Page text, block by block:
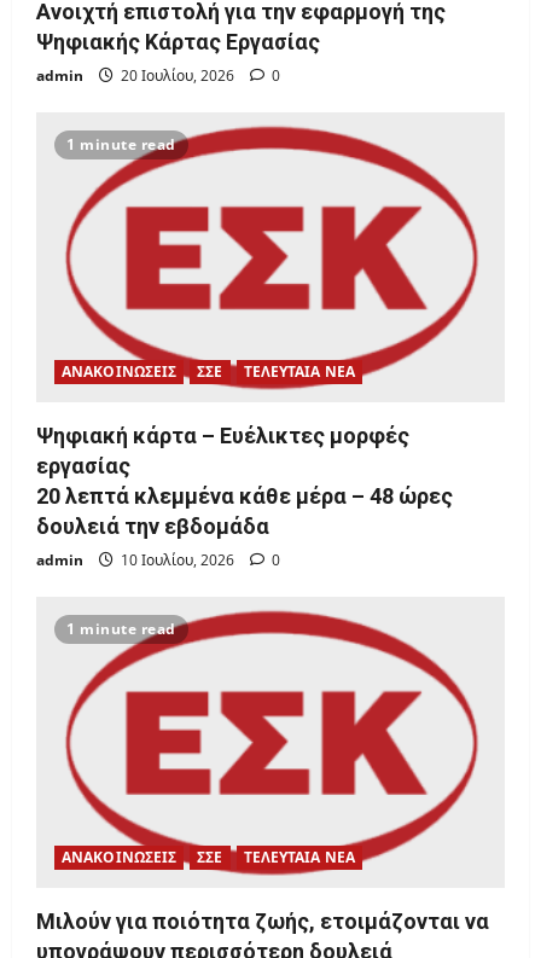
Ανοιχτή επιστολή για την εφαρμογή της
Ψηφιακής Κάρτας Εργασίας
admin 20 Ιουλίου, 2026 0
1 minute read
ΑΝΑΚΟΙΝΩΣΕΙΣ ΣΣΕ ΤΕΛΕΥΤΑΙΑ ΝΕΑ
Ψηφιακή κάρτα – Ευέλικτες μορφές
εργασίας
20 λεπτά κλεμμένα κάθε μέρα – 48 ώρες
δουλειά την εβδομάδα
admin 10 Ιουλίου, 2026 0
1 minute read
ΑΝΑΚΟΙΝΩΣΕΙΣ ΣΣΕ ΤΕΛΕΥΤΑΙΑ ΝΕΑ
Μιλούν για ποιότητα ζωής, ετοιμάζονται να
υπογράψουν περισσότερη δουλειά